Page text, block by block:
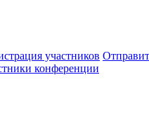
участников
конференции